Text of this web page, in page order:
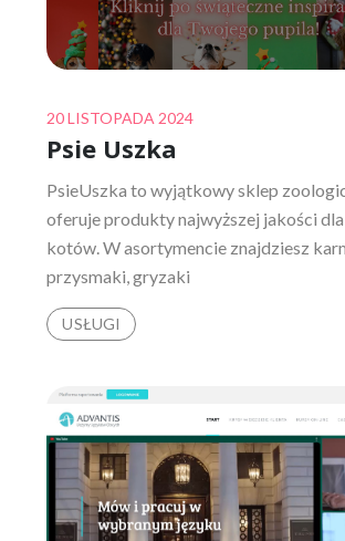
Posted
on
20 LISTOPADA 2024
Psie Uszka
PsieUszka to wyjątkowy sklep
oferuje produkty najwyższej jakości
kotów. W asortymencie znajdziesz
przysmaki, gryzaki
USŁUGI